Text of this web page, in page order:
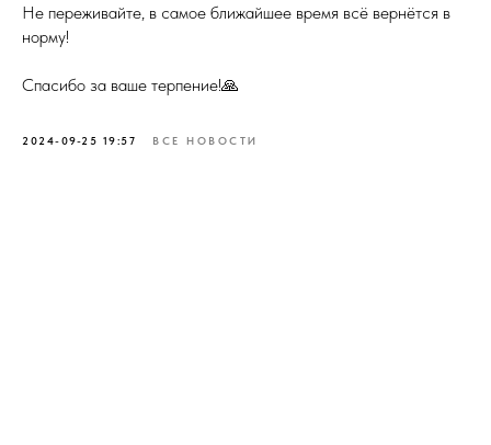
Не переживайте, в самое ближайшее время всё вернётся в
норму!
Спасибо за ваше терпение!🙏
2024-09-25 19:57 ВСЕ НОВОСТИ